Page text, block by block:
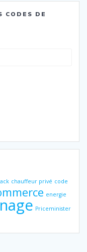
CODES DE
chauffeur privé code
energie
Priceminister